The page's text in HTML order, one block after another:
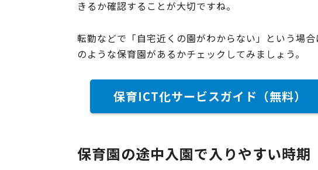
きるか確認することが大切ですね。
転勤などで「自宅近くの園がわからない」という場
のような保育園があるかチェックしてみましょう。
保育ICT化サービスガイド（無料）
保育園の途中入園で入りやすい時期